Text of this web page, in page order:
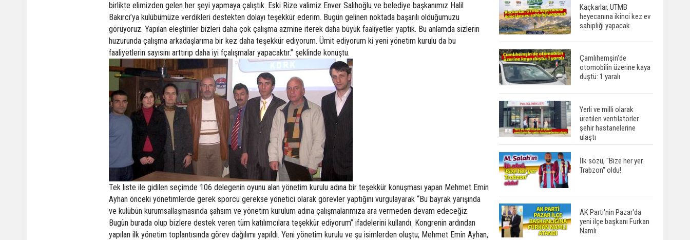
birlikte elimizden gelen her şeyi yapmaya çalıştık. Eski Rize valimiz Enver Salihoğlu ve belediye başkanımız Halil
Bakırcı’ya kulübümüze verdikleri destekten dolayı teşekkür ederim. Bugün gelinen noktada başarılı olduğumuzu
görüyoruz. Yapılan eleştiriler bizleri daha çok çalışma azmine iterek daha büyük faaliyetler yaptık. Bu anlamda sizlerin
huzurunda çalışma arkadaşlarıma bir kez daha teşekkür ediyorum. Ümit ediyorum ki yeni yönetim kurulu da bu
faaliyetlerin sayısını arttırıp daha iyi fçalışmalar yapacaktır.” şeklinde konuştu.
Tek liste ile gidilen seçimde 106 delegenin oyunu alan yönetim kurulu adına bir teşekkür konuşması yapan Mehmet Emin
Ayhan önceki yönetimlerde gerek sporcu gerekse yönetici olarak görevler yaptığını vurgulayarak “Bu bayrak yarışında
ve kulübün kurumsallaşmasında şahsım ve yönetim kurulum adına çalışmalarımıza ara vermeden devam edeceğiz.
Bugün burada olup bizlere destek veren tüm katılımcılara teşekkür ediyorum” ifadelerini kullandı. Kongrenin ardından
yapılan ilk yönetim toplantısında görev dağılımı yapıldı. Yeni yönetim kurulu ve şu isimlerden oluştu; Mehmet Emin Ayhan,
Kaçkarlar, UTMB
heyecanına ikinci kez ev
sahipliği yapacak
Çamlıhemşin'de
otomobilin üzerine kaya
düştü: 1 yaralı
Yerli ve milli olarak
üretilen ventilatörler
şehir hastanelerine
ulaştı
İlk sözü, "Bize her yer
Trabzon" oldu!
AK Parti'nin Pazar'da
yeni ilçe başkanı Furkan
Namlı